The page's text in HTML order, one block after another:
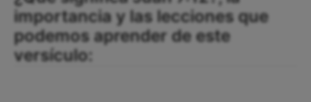
importancia y las lecciones que
podemos aprender de este
versículo: